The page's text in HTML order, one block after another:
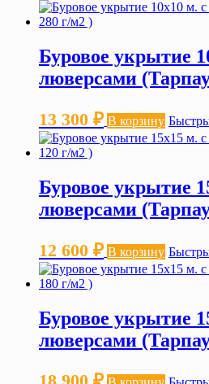
Буровое укрытие
люверсами
13 300 ₽ В корзину
Буровое укрытие
люверсами
12 600 ₽ В корзину
Буровое укрытие
люверсами